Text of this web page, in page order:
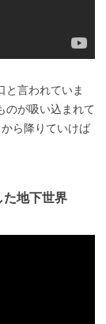
と言われていま
のが吸い込まれて
ら降りていけば
た地下世界